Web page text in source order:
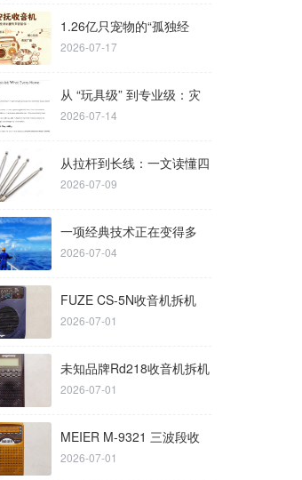
1.26亿只宠物的“孤独经
济”：宠物安抚赛道
2026-07-17
从 “玩具级” 到专业级：灾
备收音机为何迎
2026-07-14
从拉杆到长线：一文读懂四
大广播波段的“最
2026-07-09
一项经典技术正在变得多
余：BBC告别了其长
2026-07-04
FUZE CS-5N收音机拆机
2026-07-01
未知品牌Rd218收音机拆机
2026-07-01
MEIER M-9321 三波段收
音机拆机
2026-07-01